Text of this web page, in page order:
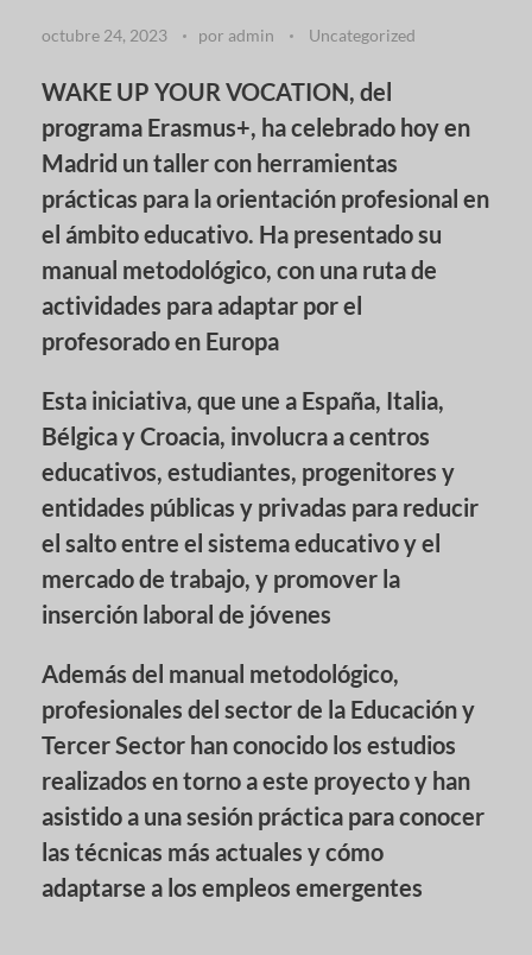
octubre 24, 2023 por admin Uncategorized
WAKE UP YOUR VOCATION, del
programa Erasmus+, ha celebrado hoy en
Madrid un taller con herramientas
prácticas para la orientación profesional en
el ámbito educativo. Ha presentado su
manual metodológico, con una ruta de
actividades para adaptar por el
profesorado en Europa
Esta iniciativa, que une a España, Italia,
Bélgica y Croacia, involucra a centros
educativos, estudiantes, progenitores y
entidades públicas y privadas para reducir
el salto entre el sistema educativo y el
mercado de trabajo, y promover la
inserción laboral de jóvenes
Además del manual metodológico,
profesionales del sector de la Educación y
Tercer Sector han conocido los estudios
realizados en torno a este proyecto y han
asistido a una sesión práctica para conocer
las técnicas más actuales y cómo
adaptarse a los empleos emergentes